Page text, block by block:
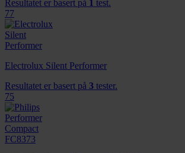
Resultatet er basert på 1 test.
77
Electrolux Silent Performer
Resultatet er basert på 3 tester.
75